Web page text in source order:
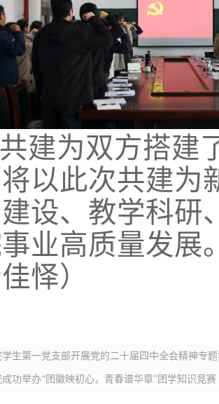
建为双方搭建
以此次共建为
设、教学科研
业高质量发展
怿）
生第一党支部开展党的二十届四中全会精神专
功举办“团徽映初心，青春谱华章”团学知识竞赛